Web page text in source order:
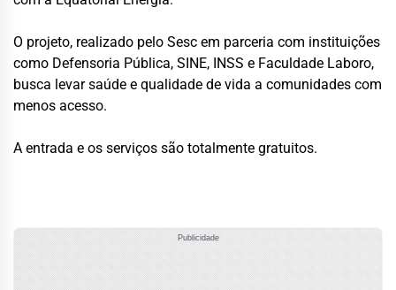
O projeto, realizado pelo Sesc em parceria com instituições
como Defensoria Pública, SINE, INSS e Faculdade Laboro,
busca levar saúde e qualidade de vida a comunidades com
menos acesso.
A entrada e os serviços são totalmente gratuitos.
Publicidade